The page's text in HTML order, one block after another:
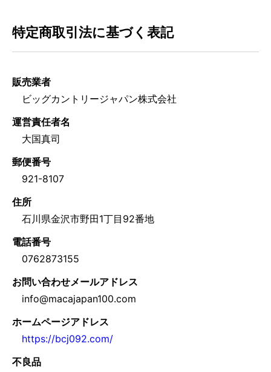
特定商取引法に基づく表記
販売業者
ビッグカントリージャパン株式会社
運営責任者名
大国真司
郵便番号
921-8107
住所
石川県金沢市野田1丁目92番地
電話番号
0762873155
お問い合わせメールアドレス
info@macajapan100.com
ホームページアドレス
https://bcj092.com/
不良品